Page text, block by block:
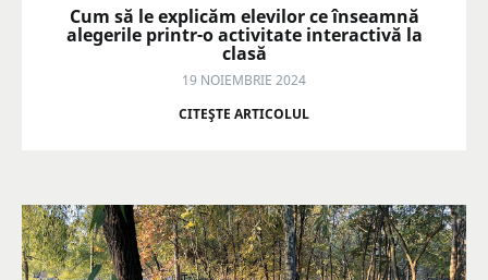
Cum să le explicăm elevilor ce înseamnă
alegerile printr-o activitate interactivă la
clasă
19 NOIEMBRIE 2024
CITEŞTE ARTICOLUL